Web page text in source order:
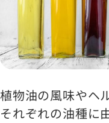
植物油の風味やヘ
それぞれの油種に